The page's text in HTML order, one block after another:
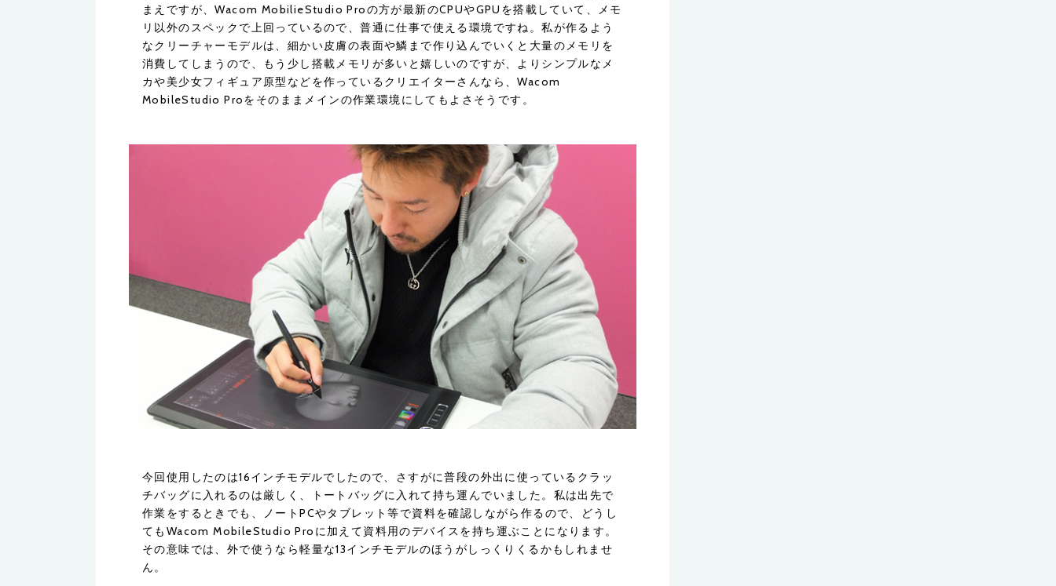
まえですが、Wacom MobilieStudio Proの方が最新のCPUやGPUを搭載していて、メモ
リ以外のスペックで上回っているので、普通に仕事で使える環境ですね。私が作るよう
なクリーチャーモデルは、細かい皮膚の表面や鱗まで作り込んでいくと大量のメモリを
消費してしまうので、もう少し搭載メモリが多いと嬉しいのですが、よりシンプルなメ
カや美少女フィギュア原型などを作っているクリエイターさんなら、Wacom
MobileStudio Proをそのままメインの作業環境にしてもよさそうです。
今回使用したのは16インチモデルでしたので、さすがに普段の外出に使っているクラッ
チバッグに入れるのは厳しく、トートバッグに入れて持ち運んでいました。私は出先で
作業をするときでも、ノートPCやタブレット等で資料を確認しながら作るので、どうし
てもWacom MobileStudio Proに加えて資料用のデバイスを持ち運ぶことになります。
その意味では、外で使うなら軽量な13インチモデルのほうがしっくりくるかもしれませ
ん。